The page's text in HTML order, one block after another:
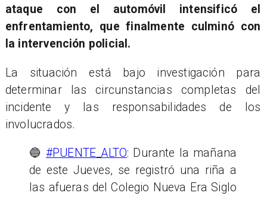
ataque con el automóvil intensificó el
enfrentamiento, que finalmente culminó con
la intervención policial.
La situación está bajo investigación para
determinar las circunstancias completas del
incidente y las responsabilidades de los
involucrados.
🔵 #PUENTE_ALTO: Durante la mañana
de este Jueves, se registró una riña a
las afueras del Colegio Nueva Era Siglo